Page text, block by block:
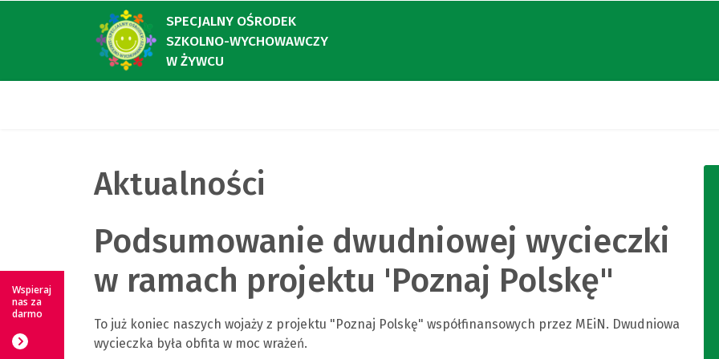
SPECJALNY OŚRODEK
SZKOLNO-WYCHOWAWCZY
W ŻYWCU
Aktualności
Podsumowanie dwudniowej wycieczki
w ramach projektu 'Poznaj Polskę"
To już koniec naszych wojaży z projektu "Poznaj Polskę" współfinansowych przez MEiN. Dwudniowa
wycieczka była obfita w moc wrażeń.
Wspieraj
nas za
darmo